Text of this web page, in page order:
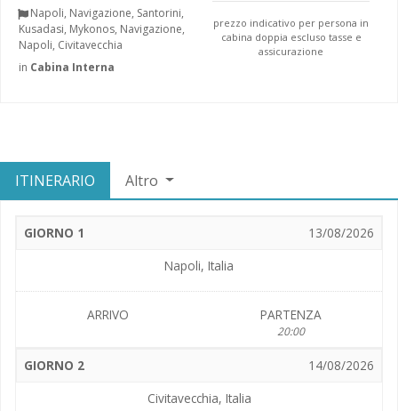
Napoli, Navigazione, Santorini,
Kusadasi, Mykonos, Navigazione,
Napoli, Civitavecchia
in Cabina Interna
prezzo indicativo per persona in
cabina doppia escluso tasse e
assicurazione
ITINERARIO Altro
GIORNO 1
13/08/2026
Napoli, Italia
ARRIVO PARTENZA
20:00
GIORNO 2
14/08/2026
Civitavecchia, Italia